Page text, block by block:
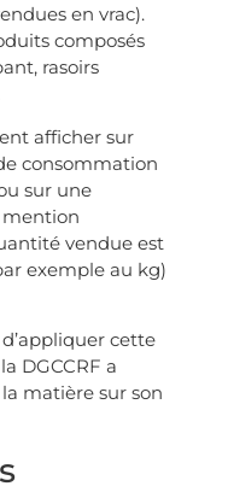
en vrac).
composés
rasoirs
afficher sur
consommation
sur une
vendue est
exemple au kg)
cette
DGCCRF a
matière sur son